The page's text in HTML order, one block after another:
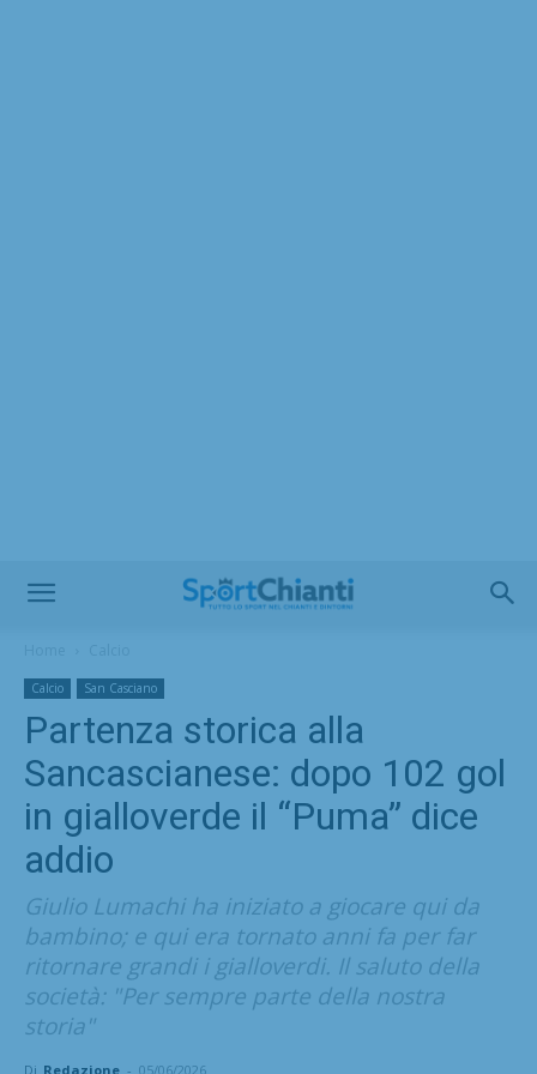
Calcio San Casciano
Partenza storica alla
Sancascianese: dopo 102 gol
in gialloverde il “Puma” dice
addio
Giulio Lumachi ha iniziato a giocare qui da
bambino; e qui era tornato anni fa per far
ritornare grandi i gialloverdi. Il saluto della
società: "Per sempre parte della nostra
storia"
Di Redazione - 05/06/2026